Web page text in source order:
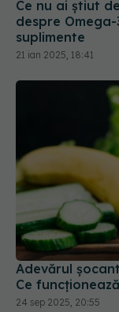
suplimente
21 ian 2025, 18:41
Adevărul
Ce
24 sep 2025, 20:55